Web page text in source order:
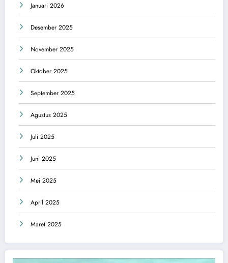
Januari 2026
Desember 2025
November 2025
Oktober 2025
September 2025
Agustus 2025
Juli 2025
Juni 2025
Mei 2025
April 2025
Maret 2025